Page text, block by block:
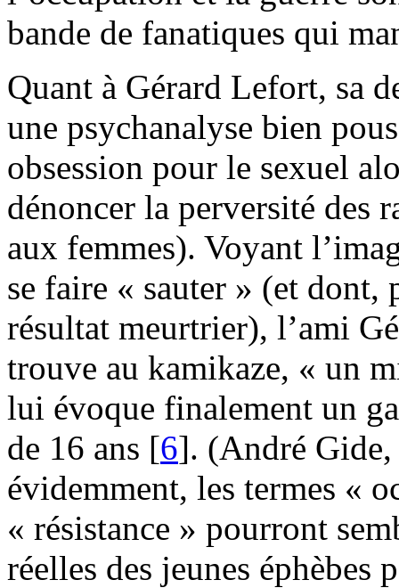
bande de fanatiques qui
Quant à Gérard Lefort, sa
une psychanalyse bien
obsession pour le sexuel
dénoncer la perversité des
aux femmes). Voyant
se faire « sauter » (et
résultat meurtrier), l’ami
trouve au kamikaze, « un
lui évoque finalement un
de 16 ans [6]. (André Gide,
évidemment, les termes «
« résistance » pourront
réelles des jeunes éphèbes